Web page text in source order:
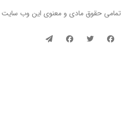
تمامی حقوق مادی و معنوی این وب سایت